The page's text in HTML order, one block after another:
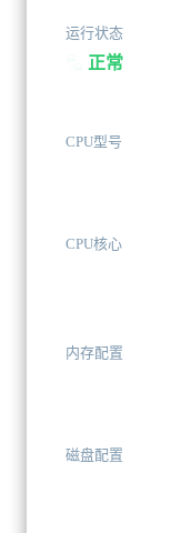
运行状态
正常
CPU型号
CPU核心
内存配置
磁盘配置